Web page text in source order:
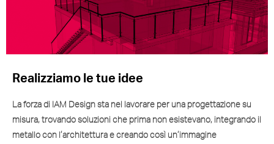
Realizziamo le tue idee
La forza di IAM Design sta nel lavorare per una progettazione su
misura, trovando soluzioni che prima non esistevano, integrando il
metallo con l’architettura e creando così un’immagine